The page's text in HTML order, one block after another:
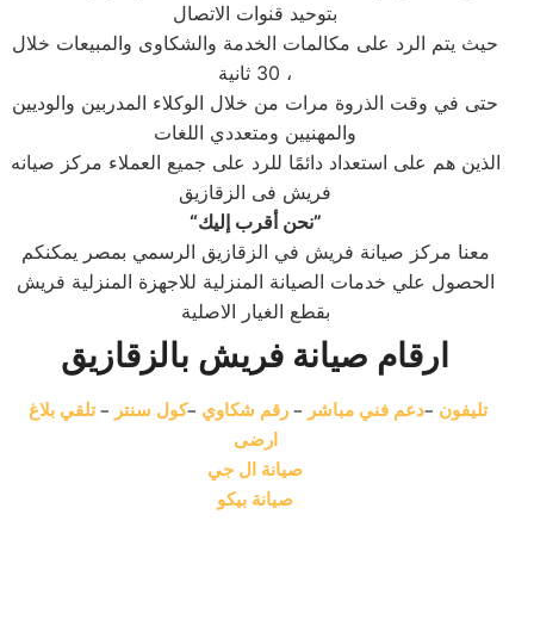
بتوحيد قنوات الاتصال
حيث يتم الرد على مكالمات الخدمة والشكاوى والمبيعات خلال
30 ثانية ،
حتى في وقت الذروة مرات من خلال الوكلاء المدربين والوديين
والمهنيين ومتعددي اللغات
الذين هم على استعداد دائمًا للرد على جميع العملاء مركز صيانه
فريش فى الزقازيق
“نحن أقرب إليك”
معنا مركز صيانة فريش في الزقازيق الرسمي بمصر يمكنكم
الحصول علي خدمات الصيانة المنزلية للاجهزة المنزلية فريش
بقطع الغيار الاصلية
ارقام صيانة فريش بالزقازيق
تلقي بلاغ– كول سنتر– رقم شكاوي– دعم فني مباشر– تليفون
ارضى
صيانة ال جي
صيانة بيكو